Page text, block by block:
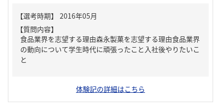
【質問内容】
食品業界を志望する理由森永製菓を志望する理由食品業界
の動向について学生時代に頑張ったこと入社後やりたいこ
と
体験記の詳細はこちら